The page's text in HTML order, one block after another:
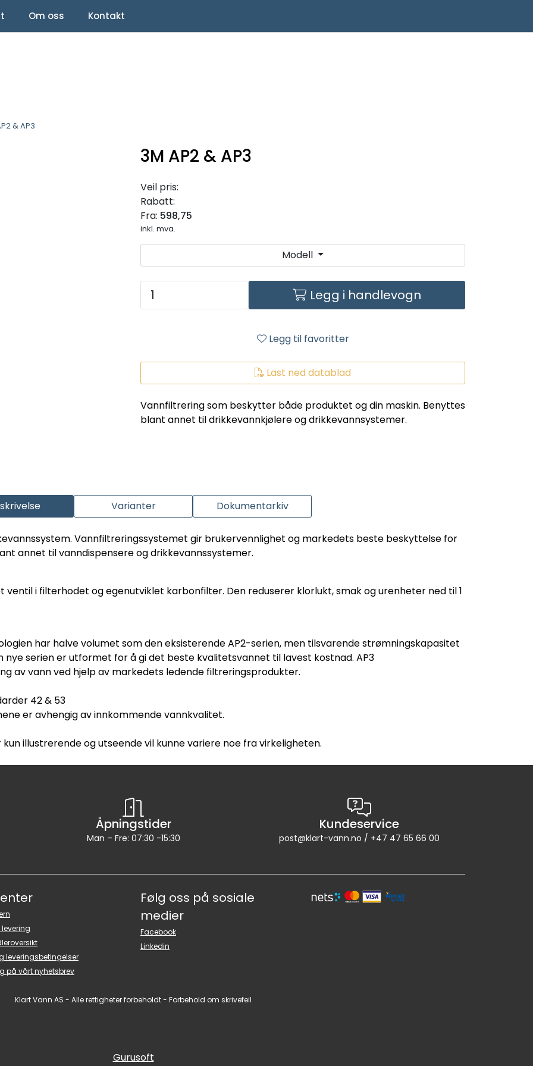
Om oss Kontakt
& AP3
3M AP2 & AP3
Veil pris:
Rabatt:
Fra: 598,75
inkl. mva.
Modell
Legg i handlevogn
Legg til favoritter
Last ned datablad
Vannfiltrering som beskytter både produktet og din maskin. Benyttes
blant annet til drikkevannkjølere og drikkevannsystemer.
Varianter Dokumentarkiv
Vannfiltreringssystemet gir brukervennlighet og markedets beste beskyttelse for
annet til vanndispensere og drikkevannssystemer.
i filterhodet og egenutviklet karbonfilter. Den reduserer klorlukt, smak og urenheter ned til 1
har halve volumet som den eksisterende AP2-serien, men tilsvarende strømningskapasitet
serien er utformet for å gi det beste kvalitetsvannet til lavest kostnad. AP3
av vann ved hjelp av markedets ledende filtreringsprodukter.
42 & 53
er avhengig av innkommende vannkvalitet.
illustrerende og utseende vil kunne variere noe fra virkeligheten.
Åpningstider
Man – Fre: 07:30 -15:30
Kundeservice
post@klart-vann.no / +47 47 65 66 00
leveringsbetingelser
på vårt nyhetsbrev
Følg oss på sosiale
medier
Facebook
Linkedin
Klart Vann AS - Alle rettigheter forbeholdt - Forbehold om skrivefeil
Gurusoft